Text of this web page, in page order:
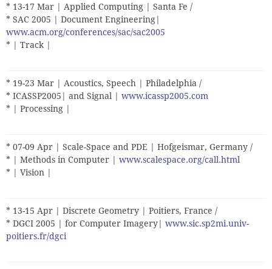
* 13-17 Mar | Applied Computing | Santa Fe /
* SAC 2005 | Document Engineering|
www.acm.org/conferences/sac/sac2005
* | Track |
* 19-23 Mar | Acoustics, Speech | Philadelphia /
* ICASSP2005| and Signal | www.icassp2005.com
* | Processing |
* 07-09 Apr | Scale-Space and PDE | Hofgeismar, Germany /
* | Methods in Computer | www.scalespace.org/call.html
* | Vision |
* 13-15 Apr | Discrete Geometry | Poitiers, France /
* DGCI 2005 | for Computer Imagery| www.sic.sp2mi.univ-
poitiers.fr/dgci